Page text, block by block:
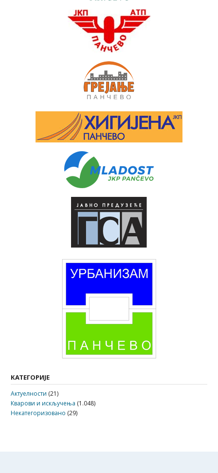
КАТЕГОРИЈЕ
Актуелности (21)
Кварови и искључења (1.048)
Некатегоризовано (29)